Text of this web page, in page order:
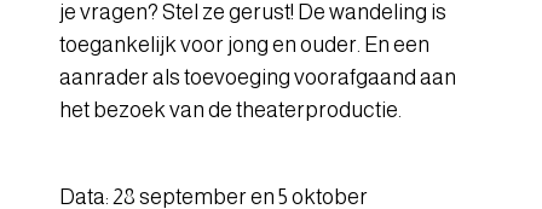
je vragen? Stel ze gerust! De wandeling is
toegankelijk voor jong en ouder. En een
aanrader als toevoeging voorafgaand aan
het bezoek van de theaterproductie.
Data: 28 september en 5 oktober